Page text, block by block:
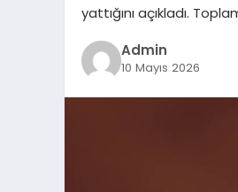
yattığını açıkladı.
Admin
10 Mayıs 2026